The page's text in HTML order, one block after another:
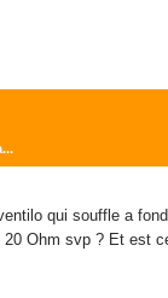
qui souffle a
Ohm svp ? Et est